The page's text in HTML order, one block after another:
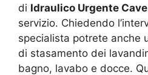
di Idraulico Urgente Cave
servizio. Chiedendo
specialista potrete anche
di stasamento dei
bagno, lavabo e docce.